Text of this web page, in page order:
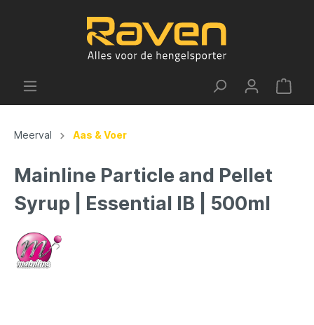
Meerval Aas & Voer
Mainline Particle and Pellet
Syrup | Essential IB | 500ml